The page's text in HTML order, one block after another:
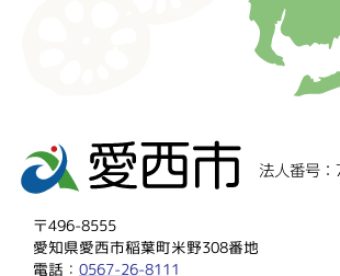
〒496-8555
愛知県愛西市稲葉町米野308番地
電話：0567-26-8111